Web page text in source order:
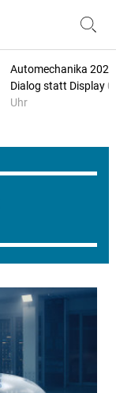
Automechanika
Dialog statt Display
Uhr